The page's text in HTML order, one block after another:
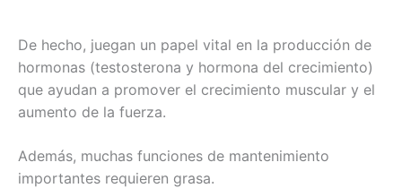
De hecho, juegan un papel vital en la producción de
hormonas (testosterona y hormona del crecimiento)
que ayudan a promover el crecimiento muscular y el
aumento de la fuerza.
Además, muchas funciones de mantenimiento
importantes requieren grasa.